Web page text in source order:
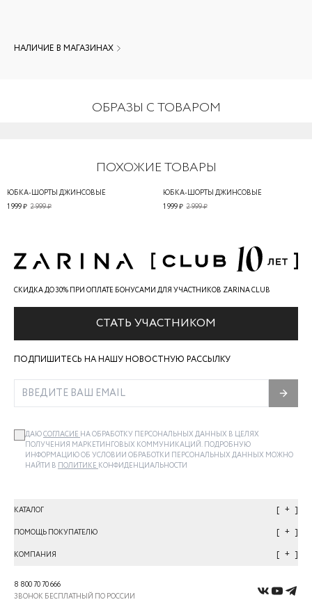
НАЛИЧИЕ В МАГАЗИНАХ
ОБРАЗЫ С ТОВАРОМ
ПОХОЖИЕ ТОВАРЫ
ЮБКА-ШОРТЫ ДЖИНСОВЫЕ
2 999 ₽
1 999 ₽
ЮБКА-ШОРТЫ ДЖИНСОВЫЕ
2 999 ₽
1 999 ₽
СКИДКА ДО 30% ПРИ ОПЛАТЕ БОНУСАМИ ДЛЯ УЧАСТНИКОВ ZARINA CLUB
СТАТЬ УЧАСТНИКОМ
ПОДПИШИТЕСЬ НА НАШУ НОВОСТНУЮ РАССЫЛКУ
ДАЮСОГЛАСИЕ НА ОБРАБОТКУ ПЕРСОНАЛЬНЫХ ДАННЫХ В ЦЕЛЯХ
ПОЛУЧЕНИЯ МАРКЕТИНГОВЫХ КОММУНИКАЦИЙ. ПОДРОБНУЮ
ИНФОРМАЦИЮ ОБ УСЛОВИИ ОБРАБОТКИ ПЕРСОНАЛЬНЫХ ДАННЫХ МОЖНО
НАЙТИ В ПОЛИТИКЕ КОНФИДЕНЦИАЛЬНОСТИ
КАТАЛОГ +
ПОМОЩЬ ПОКУПАТЕЛЮ +
КОМПАНИЯ +
8 800 70 70 666
ЗВОНОК БЕСПЛАТНЫЙ ПО РОССИИ